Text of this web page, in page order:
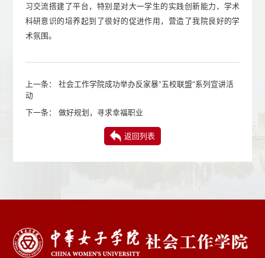
习交流搭建了平台，特别是对大一学生的实践创新能力、学术
科研意识的培养起到了很好的促进作用，营造了我院良好的学
术氛围。
上一条： 社会工作学院成功举办反家暴“五校联盟”系列宣讲活
动
下一条： 做好规划，寻求幸福职业
返回列表